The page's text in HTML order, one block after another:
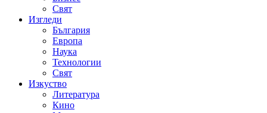
Свят
Изгледи
България
Европа
Наука
Технологии
Свят
Изкуство
Литература
Кино